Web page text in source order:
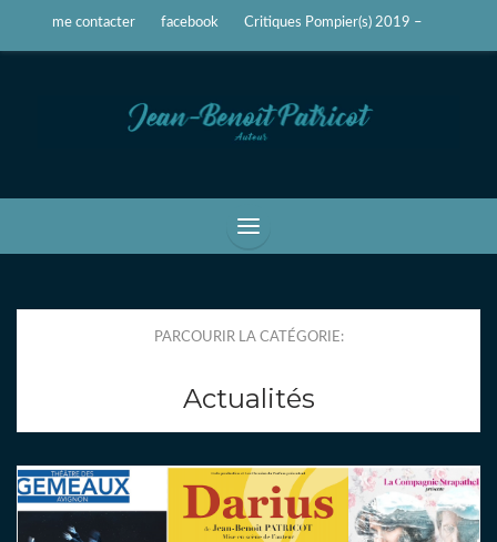
me contacter facebook Critiques Pompier(s) 2019 –
PARCOURIR LA CATÉGORIE:
Actualités